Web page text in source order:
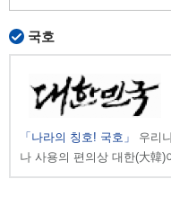
국호
「나라의 칭호! 국호」
우리
나 사용의 편의상 대한(大韓